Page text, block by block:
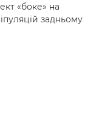
«боке» на
задньому